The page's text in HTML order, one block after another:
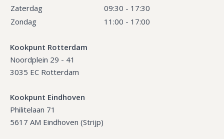
Zaterdag
09:30 - 17:30
Zondag
11:00 - 17:00
Kookpunt Rotterdam
Noordplein 29 - 41
3035 EC Rotterdam
Kookpunt Eindhoven
Philitelaan 71
5617 AM Eindhoven (Strijp)